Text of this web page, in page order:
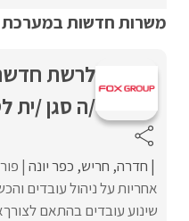
משרות חדשות במערכת
לרשת
/ה סגן /ית
חדרה חריש כפר יונה
אחריות על ניהול עובדים
שינוע עובדים בהתאם